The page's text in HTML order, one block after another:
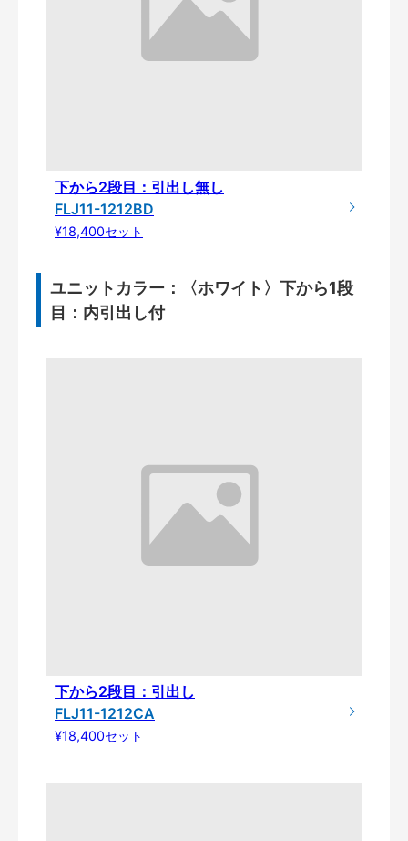
下から2段目：引出し無し
FLJ11-1212BD
¥18,400セット
ユニットカラー：〈ホワイト〉下から1段
目：内引出し付
下から2段目：引出し
FLJ11-1212CA
¥18,400セット